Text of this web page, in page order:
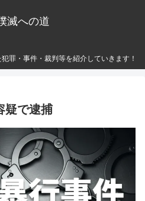
滅への道
罪・事件・裁判等を紹介していきます！
疑で逮捕